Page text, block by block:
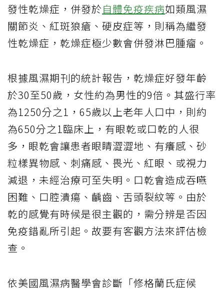
發性乾燥症，併發於自體免疫疾病如類風濕
關節炎、紅斑狼瘡、硬皮症等，則稱為繼發
性乾燥症，乾燥症極少數會併發淋巴腫瘤。
根據風濕期刊的統計報告，乾燥症好發年齡
於30至50歲，女性約為男性的9倍。其盛行率
為1250分之1，65歲以上老年人口中，則約
為650分之1臨床上，有眼乾或口乾的人很
多，眼乾會讓患者眼睛澀澀地、有癢感、砂
粒樣異物感、刺痛感、畏光、紅眼、或視力
減退，未經治療可至失明。口乾會造成吞嚥
困難、口腔潰瘍、齲齒、舌頭裂紋等。由於
乾的感覺有時候是很主觀的，需分辨是否因
免疫錯亂所引起。故要有客觀方法來評估檢
查。
依美國風濕病醫學會診斷「修格蘭氏症候